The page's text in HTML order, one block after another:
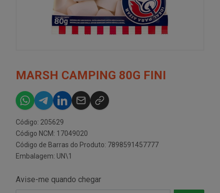
MARSH CAMPING 80G FINI
Código: 205629
Código NCM: 17049020
Código de Barras do Produto: 7898591457777
Embalagem: UN\1
Avise-me quando chegar